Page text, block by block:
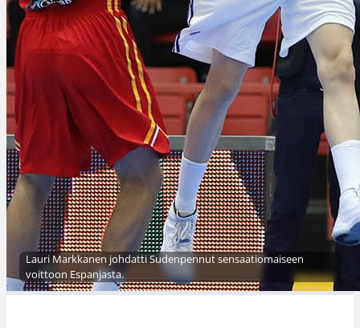
Lauri Markkanen johdatti Sudenpennut sensaatiomaiseen
voittoon Espanjasta.